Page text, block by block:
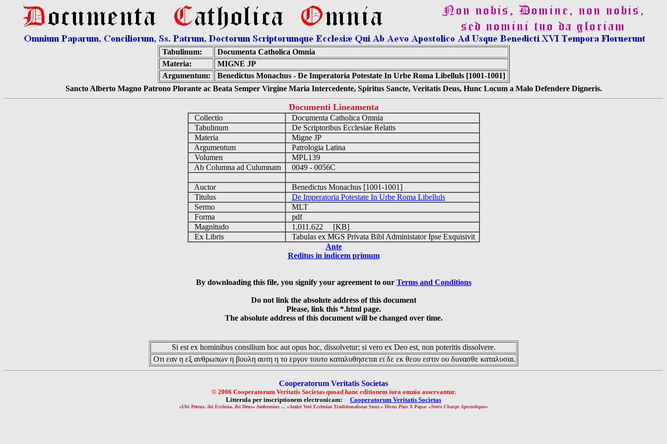
Tabulinum:
Documenta Catholica Omnia
Materia:
MIGNE JP
Argumentum:
Benedictus Monachus - De Imperatoria Potestate In Urbe Roma Libelluls [1001-1001]
Sancto Alberto Magno Patrono Plorante ac Beata Semper Virgine Maria Intercedente, Spiritus Sancte, Veritatis Deus, Hunc Locum a Malo Defendere Digneris.
Documenti Lineamenta
Collectio
Documenta Catholica Omnia
Tabulinum
De Scriptoribus Ecclesiae Relatis
Materia
Migne JP
Argumentum
Patrologia Latina
Volumen
MPL139
Ab Columna ad Culumnam
0049 - 0056C
Auctor
Benedictus Monachus [1001-1001]
Titulus
De Imperatoria Potestate In Urbe Roma Libelluls
Sermo
MLT
Forma
pdf
Magnitudo
1,011.622 [KB]
Ex Libris
Tabulas ex MGS Privata Bibl Administator Ipse Exquisivit
Ante
Reditus in indicem primum
By downloading this file, you signify your agreement to our Terms and Conditions
Do not link the absolute address of this document
Please, link this *.html page.
The absolute address of this document will be changed over time.
Si est ex hominibus consilium hoc aut opus hoc, dissolvetur; si vero ex Deo est, non poteritis dissolvere.
Οτι εαν η εξ ανθρωπων η βουλη αυτη η το εργον τουτο καταλυθησεται ει δε εκ θεου εστιν ου δυνασθε καταλυσαι.
Cooperatorum Veritatis Societas
© 2006 Cooperatorum Veritatis Societas quoad hanc editionem iura omnia asservantur.
Litterula per inscriptionem electronicam: Cooperatorum Veritatis Societas
«Ubi Petrus, ibi Ecclesia, ibi Deus» Ambrosius ... «Amici Veri Ecclesiae Traditionalistae Sunt.» Divus Pius X Papa: «Notre Charge Apostolique»